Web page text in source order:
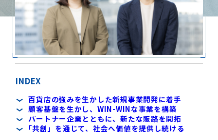
INDEX
百貨店の強みを生かした新規事業開発に着手
顧客基盤を生かし、WIN-WINな事業を構築
パートナー企業とともに、新たな販路を開拓
｢共創」を通じて、社会へ価値を提供し続ける